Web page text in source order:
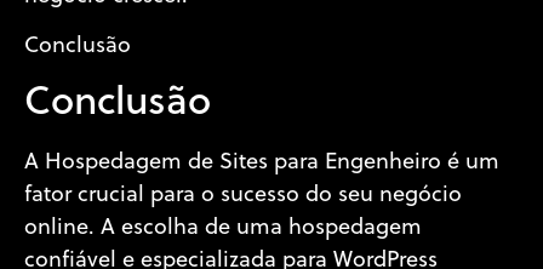
Conclusão
Conclusão
A Hospedagem de Sites para Engenheiro é um
fator crucial para o sucesso do seu negócio
online. A escolha de uma hospedagem
confiável e especializada para WordPress